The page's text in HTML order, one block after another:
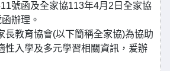
號函及全家協113年4月2日全家協
辦理。
長教育協會(以下簡稱全家協)為協助
性入學及多元學習相關資訊，爰辦